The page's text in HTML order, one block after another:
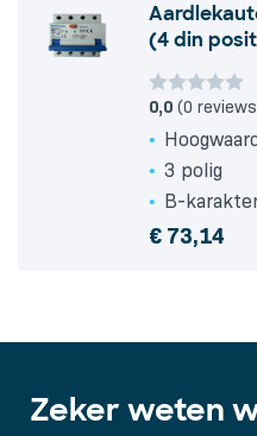
(4 din
0,0 (0
3 polig
B-
€ 73,14
Zeker weten